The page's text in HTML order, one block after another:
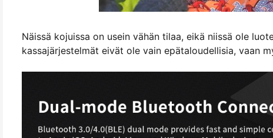
Näissä kojuissa on usein vähän tilaa, eikä niissä ole
kassajärjestelmät eivät ole vain epätaloudellisia, vaan